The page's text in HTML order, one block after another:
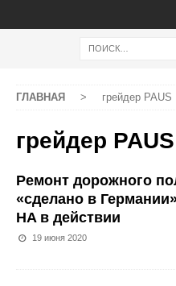
ГЛАВНАЯ > грейдер PAUS
грейдер
Ремонт дорожного
«сделано в
HA в действии
19 июня 2020